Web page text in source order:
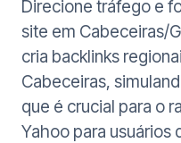
Direcione tráfego e
site em Cabeceiras/
cria backlinks
Cabeceiras,
que é crucial para o
Yahoo para usuários